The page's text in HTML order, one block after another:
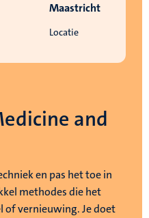
Locatie
Maastricht
and
en pas het toe in
methodes die het
of vernieuwing. Je doet